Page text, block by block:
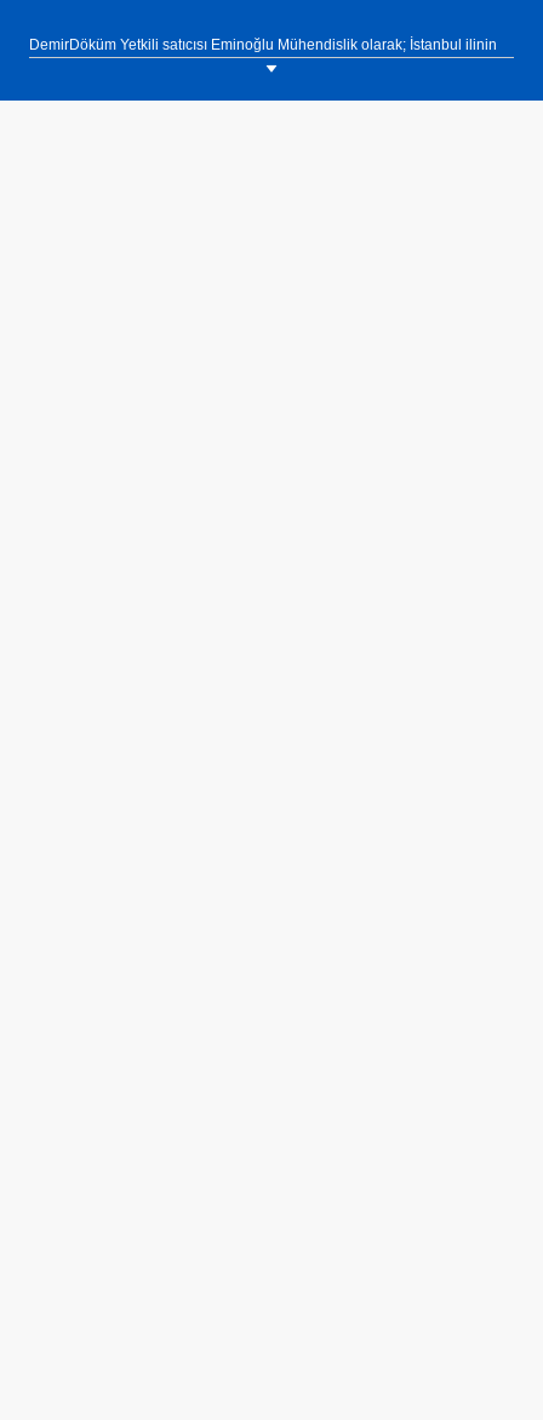
DemirDöküm Yetkili satıcısı Eminoğlu Mühendislik olarak; İstanbul ilinin
Ümraniye ilçesinde müşterilerimize Kombi Değişimi, Klima Keşif, Mekanik